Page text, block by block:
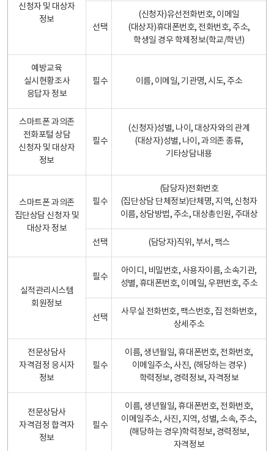
신청자 및 대상자
정보
선택
(신청자)유선전화번호, 이메일
(대상자)휴대폰번호, 전화번호, 주소,
학생일 경우 학제정보(학교/학년)
예방교육
실시현황조사
응답자 정보
필수 이름, 이메일, 기관명, 시도, 주소
스마트폰 과의존
전화포털 상담
신청자 및 대상자
정보
필수
(신청자)성별, 나이, 대상자와의 관계
(대상자)성별, 나이, 과의존 종류,
기타상담내용
스마트폰 과의존
집단상담 신청자 및
대상자 정보
필수
(담당자)전화번호
(집단상담 단체정보)단체명, 지역, 신청자
이름, 상담방법, 주소, 대상총인원, 주대상
선택 (담당자)직위, 부서, 팩스
실적관리시스템
회원정보
필수
아이디, 비밀번호, 사용자이름, 소속기관,
성별, 휴대폰번호, 이메일, 우편번호, 주소
선택
사무실 전화번호, 팩스번호, 집 전화번호,
상세주소
전문상담사
자격검정 응시자
정보
필수
이름, 생년월일, 휴대폰번호, 전화번호,
이메일주소, 사진, (해당하는 경우)
학력정보, 경력정보, 자격정보
전문상담사
자격검정 합격자
정보
필수
이름, 생년월일, 휴대폰번호, 전화번호,
이메일주소, 사진, 지역, 성별, 소속, 주소,
(해당하는 경우)학력정보, 경력정보,
자격정보